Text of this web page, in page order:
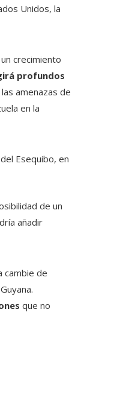
Unidos, la
crecimiento
profundos
amenazas de
en la
Esequibo, en
de un
añadir
cambie de
que no